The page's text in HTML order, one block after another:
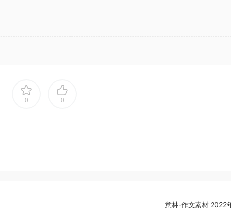
0 0
意林-作文素材 2022